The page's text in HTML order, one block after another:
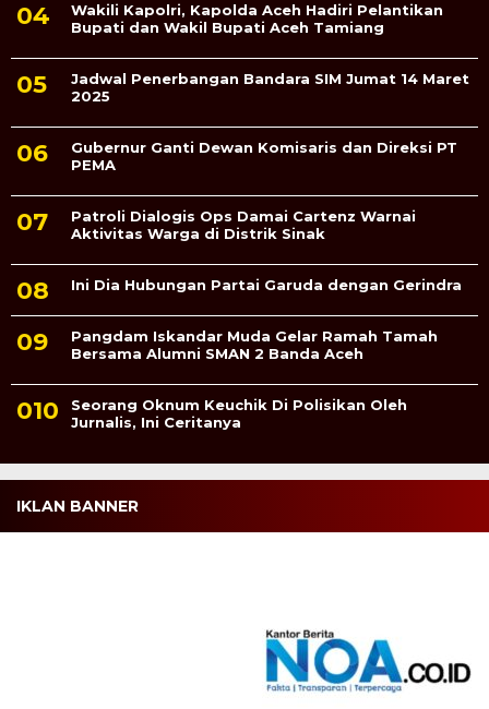
Wakili Kapolri, Kapolda Aceh Hadiri Pelantikan
Bupati dan Wakil Bupati Aceh Tamiang
Jadwal Penerbangan Bandara SIM Jumat 14 Maret
2025
Gubernur Ganti Dewan Komisaris dan Direksi PT
PEMA
Patroli Dialogis Ops Damai Cartenz Warnai
Aktivitas Warga di Distrik Sinak
Ini Dia Hubungan Partai Garuda dengan Gerindra
Pangdam Iskandar Muda Gelar Ramah Tamah
Bersama Alumni SMAN 2 Banda Aceh
Seorang Oknum Keuchik Di Polisikan Oleh
Jurnalis, Ini Ceritanya
IKLAN BANNER